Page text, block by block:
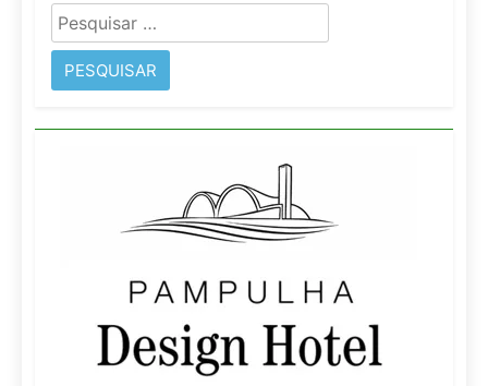
Pesquisar
por: